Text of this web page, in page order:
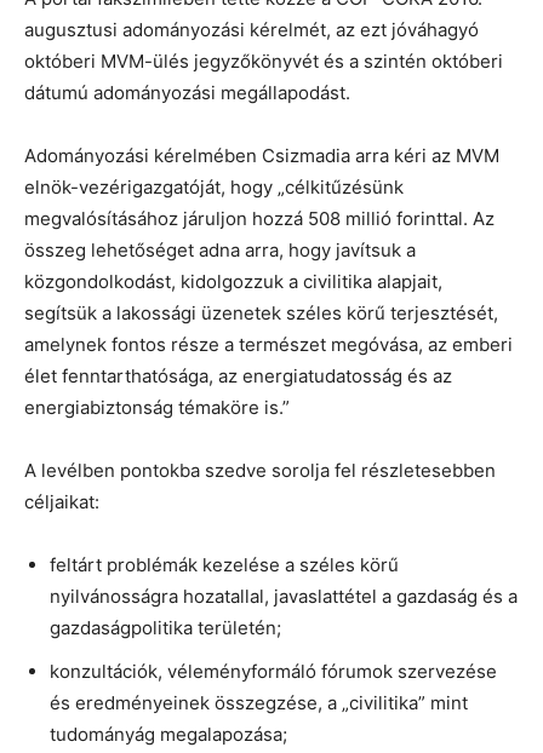
augusztusi adományozási kérelmét, az ezt jóváhagyó
októberi MVM-ülés jegyzőkönyvét és a szintén októberi
dátumú adományozási megállapodást.
Adományozási kérelmében Csizmadia arra kéri az MVM
elnök-vezérigazgatóját, hogy „célkitűzésünk
megvalósításához járuljon hozzá 508 millió forinttal. Az
összeg lehetőséget adna arra, hogy javítsuk a
közgondolkodást, kidolgozzuk a civilitika alapjait,
segítsük a lakossági üzenetek széles körű terjesztését,
amelynek fontos része a természet megóvása, az emberi
élet fenntarthatósága, az energiatudatosság és az
energiabiztonság témaköre is.”
A levélben pontokba szedve sorolja fel részletesebben
céljaikat:
feltárt problémák kezelése a széles körű
nyilvánosságra hozatallal, javaslattétel a gazdaság és a
gazdaságpolitika területén;
konzultációk, véleményformáló fórumok szervezése
és eredményeinek összegzése, a „civilitika” mint
tudományág megalapozása;